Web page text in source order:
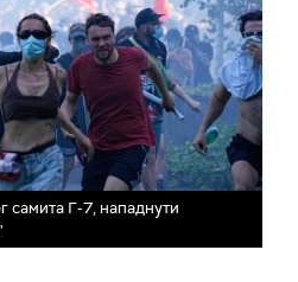
самита Г-7, нападнути